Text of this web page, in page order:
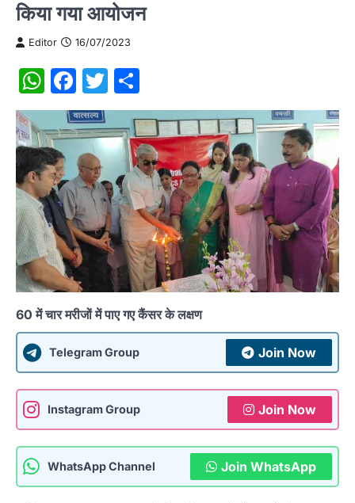
किया गया आयोजन
Editor 16/07/2023
WhatsApp
Facebook
Twitter
60 में चार मरीजों में पाए गए कैंसर के लक्षण
Telegram Group Join Now
Instagram Group Join Now
WhatsApp Channel Join WhatsApp